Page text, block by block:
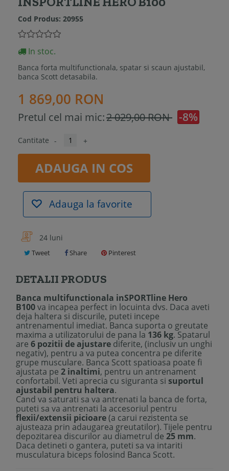
Cod Produs: 20955
In stoc.
Banca forta multifunctionala, spatar si scaun ajustabil,
banca Scott detasabila.
1 869,00 RON
Pretul cel mai mic:2 029,00 RON -8%
Cantitate - +
ADAUGA IN COS
Adauga la favorite
24 luni
Tweet Share Pinterest
DETALII PRODUS
Banca multifunctionala inSPORTline Hero
B100va incapea perfect in locuinta dvs. Daca aveti
deja haltera si discurile, puteti incepe
antrenamentul imediat. Banca suporta o greutate
maxima a utilizatorului de pana la 136 kg. Spatarul
are 6 pozitii de ajustare diferite, (inclusiv un unghi
negativ), pentru a va putea concentra pe diferite
grupe musculare. Banca Scott spatioasa poate fi
ajustata pe 2 inaltimi, pentru un antrenament
confortabil. Veti aprecia cu siguranta si suportul
ajustabil pentru haltera.
Cand va saturati sa va antrenati la banca de forta,
puteti sa va antrenati la accesoriul pentru
flexii/extensii picioare(a carui rezistenta se
ajusteaza prin adaugarea greutatilor). Tijele pentru
depozitarea discurilor au diametrul de 25 mm.
Daca detineti o gantera, puteti sa va intariti
musculatura biceps folosind Banca Scott.